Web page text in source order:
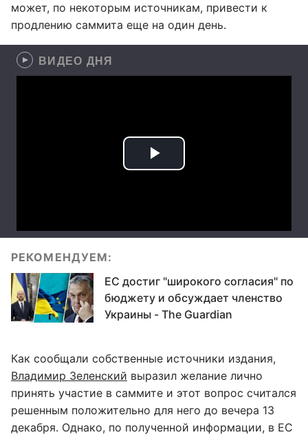
может, по некоторым источникам, привести к
продлению саммита еще на один день.
ВИДЕО ДНЯ
РЕКОМЕНДУЕМ:
ЕС достиг "широкого согласия" по
бюджету и обсуждает членство
Украины - The Guardian
Как сообщали собственные источники издания,
Владимир Зеленский выразил желание лично
принять участие в саммите и этот вопрос считался
решенным положительно для него до вечера 13
декабря. Однако, по полученной информации, в ЕС